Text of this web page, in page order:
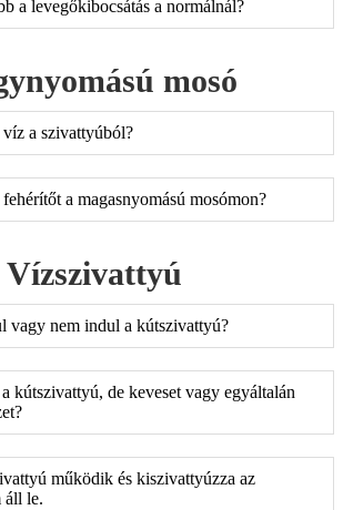
a levegőkibocsátás a normálnál?
mosó
a szivattyúból?
a magasnyomású mosómon?
Vízszivattyú
vagy nem indul a kútszivattyú?
kútszivattyú, de keveset vagy egyáltalán
működik és kiszivattyúzza az
áll le.